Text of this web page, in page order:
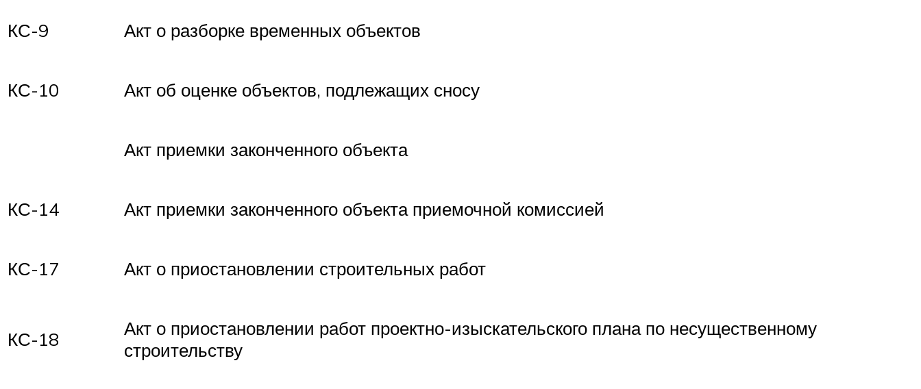
КС-9 Акт о разборке временных объектов
КС-10 Акт об оценке объектов, подлежащих сносу
Акт приемки законченного объекта
КС-14 Акт приемки законченного объекта приемочной комиссией
КС-17 Акт о приостановлении строительных работ
КС-18
Акт о приостановлении работ проектно-изыскательского плана по несущественному
строительству